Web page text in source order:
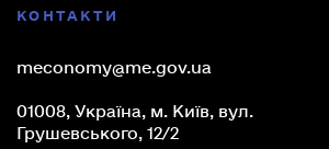
КОНТАКТИ
meconomy@me.gov.ua
01008, Україна, м. Київ, вул.
Грушевського, 12/2